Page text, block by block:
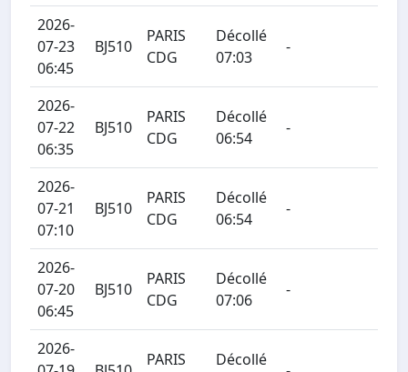
2026-
07-23
06:45
BJ510
PARIS
CDG
Décollé
07:03
-
2026-
07-22
06:35
BJ510
PARIS
CDG
Décollé
06:54
-
2026-
07-21
07:10
BJ510
PARIS
CDG
Décollé
06:54
-
2026-
07-20
06:45
BJ510
PARIS
CDG
Décollé
07:06
-
2026-
PARIS
Décollé